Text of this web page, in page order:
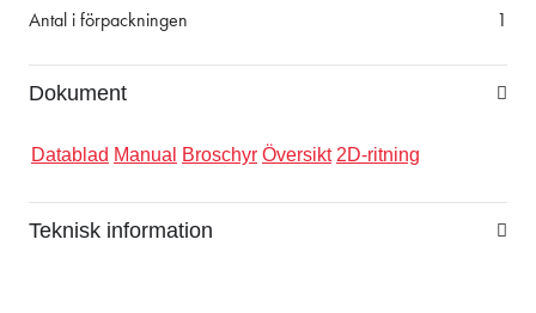
Antal i förpackningen
1
Dokument
Datablad Manual Broschyr Översikt 2D-ritning
Teknisk information